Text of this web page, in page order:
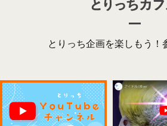
とりっち企画を楽しもう！